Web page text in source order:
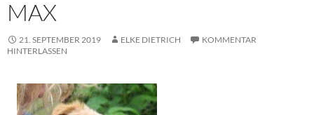
MAX
21. SEPTEMBER 2019 ELKE DIETRICH
KOMMENTAR
HINTERLASSEN